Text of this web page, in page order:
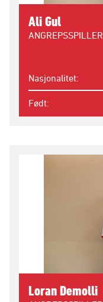
Ali Gul
ANGREPSSPILLER
Nasjonalitet
Født
Loran Demolli